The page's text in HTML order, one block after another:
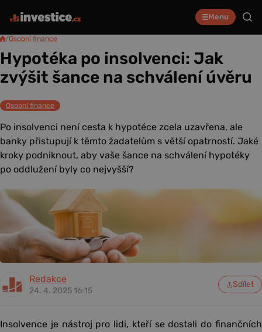
Menu
/Osobní finance
Hypotéka po insolvenci: Jak
zvýšit šance na schválení úvěru
Osobní finance
Po insolvenci není cesta k hypotéce zcela uzavřena, ale
banky přistupují k těmto žadatelům s větší opatrností. Jaké
kroky podniknout, aby vaše šance na schválení hypotéky
po oddlužení byly co nejvyšší?
Redakce
24. 4. 2025 16:15
Sdílet
Insolvence je nástroj pro lidi, kteří se dostali do finančních